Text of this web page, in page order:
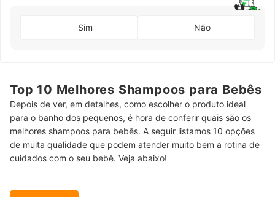
Sim Não
Top 10 Melhores Shampoos para Bebês
Depois de ver, em detalhes, como escolher o produto ideal
para o banho dos pequenos, é hora de conferir quais são os
melhores shampoos para bebês. A seguir listamos 10 opções
de muita qualidade que podem atender muito bem a rotina de
cuidados com o seu bebê. Veja abaixo!